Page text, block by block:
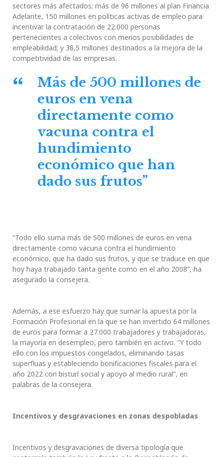
sectores más afectados; más de 96 millones al plan Financia
Adelante, 150 millones en políticas activas de empleo para
incentivar la contratación de 22.000 personas
pertenecientes a colectivos con menos posibilidades de
empleabilidad; y 38,5 millones destinados a la mejora de la
competitividad de las empresas.
Más de 500 millones de
euros en vena
directamente como
vacuna contra el
hundimiento
económico que han
dado sus frutos”
“Todo ello suma más de 500 millones de euros en vena
directamente como vacuna contra el hundimiento
económico, que ha dado sus frutos, y que se traduce en que
hoy haya trabajado tanta gente como en el año 2008”, ha
asegurado la consejera.
Además, a ese esfuerzo hay que sumar la apuesta por la
Formación Profesional en la que se han invertido 64 millones
de euros para formar a 27.000 trabajadores y trabajadoras,
la mayoría en desempleo, pero también en activo. “Y todo
ello con los impuestos congelados, eliminando tasas
superfluas y estableciendo bonificaciones fiscales para el
año 2022 con bisturí social y apoyo al medio rural”, en
palabras de la consejera.
Incentivos y desgravaciones en zonas despobladas
Incentivos y desgravaciones de diversa tipología que